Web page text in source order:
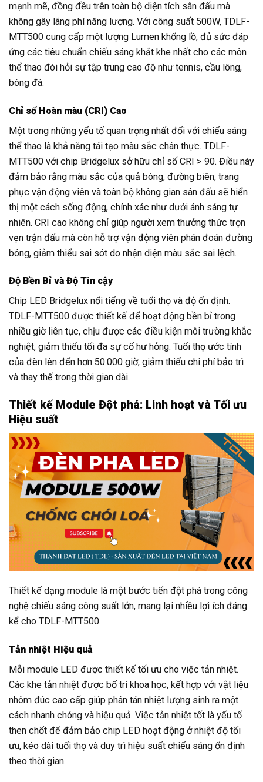
mạnh mẽ, đồng đều trên toàn bộ diện tích sân đấu mà
không gây lãng phí năng lượng. Với công suất 500W, TDLF-
MTT500 cung cấp một lượng Lumen khổng lồ, đủ sức đáp
ứng các tiêu chuẩn chiếu sáng khắt khe nhất cho các môn
thể thao đòi hỏi sự tập trung cao độ như tennis, cầu lông,
bóng đá.
Chỉ số Hoàn màu (CRI) Cao
Một trong những yếu tố quan trọng nhất đối với chiếu sáng
thể thao là khả năng tái tạo màu sắc chân thực. TDLF-
MTT500 với chip Bridgelux sở hữu chỉ số CRI > 90. Điều này
đảm bảo rằng màu sắc của quả bóng, đường biên, trang
phục vận động viên và toàn bộ không gian sân đấu sẽ hiển
thị một cách sống động, chính xác như dưới ánh sáng tự
nhiên. CRI cao không chỉ giúp người xem thưởng thức trọn
vẹn trận đấu mà còn hỗ trợ vận động viên phán đoán đường
bóng, giảm thiểu sai sót do nhận diện màu sắc sai lệch.
Độ Bền Bỉ và Độ Tin cậy
Chip LED Bridgelux nổi tiếng về tuổi thọ và độ ổn định.
TDLF-MTT500 được thiết kế để hoạt động bền bỉ trong
nhiều giờ liên tục, chịu được các điều kiện môi trường khắc
nghiệt, giảm thiểu tối đa sự cố hư hỏng. Tuổi thọ ước tính
của đèn lên đến hơn 50.000 giờ, giảm thiểu chi phí bảo trì
và thay thế trong thời gian dài.
Thiết kế Module Đột phá: Linh hoạt và Tối ưu
Hiệu suất
Thiết kế dạng module là một bước tiến đột phá trong công
nghệ chiếu sáng công suất lớn, mang lại nhiều lợi ích đáng
kể cho TDLF-MTT500.
Tản nhiệt Hiệu quả
Mỗi module LED được thiết kế tối ưu cho việc tản nhiệt.
Các khe tản nhiệt được bố trí khoa học, kết hợp với vật liệu
nhôm đúc cao cấp giúp phân tán nhiệt lượng sinh ra một
cách nhanh chóng và hiệu quả. Việc tản nhiệt tốt là yếu tố
then chốt để đảm bảo chip LED hoạt động ở nhiệt độ tối
ưu, kéo dài tuổi thọ và duy trì hiệu suất chiếu sáng ổn định
theo thời gian.